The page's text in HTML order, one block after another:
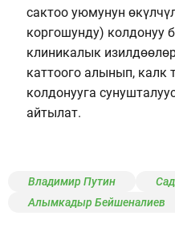
сактоо уюмунун
коргошунду) колдонуу
клиникалык
каттоого алынып, калк
колдонууга
айтылат.
Владимир Путин
Алымкадыр Бейшеналиев